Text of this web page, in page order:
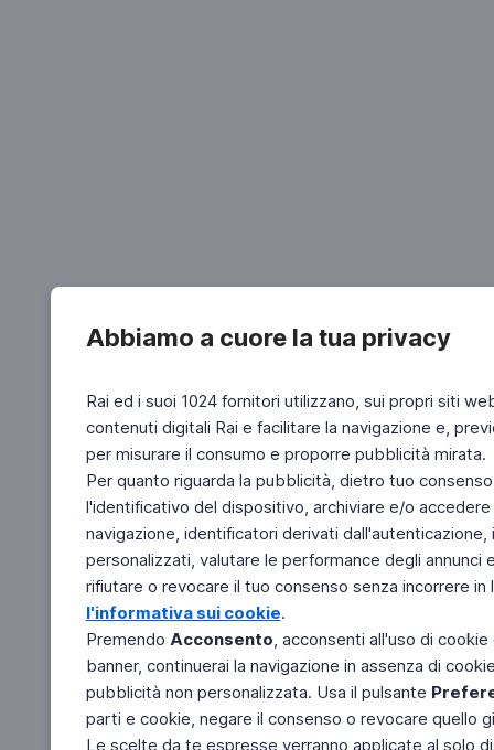
Abbiamo a cuore la tua privacy
Rai ed i suoi 1024 fornitori utilizzano, sui propri siti
contenuti digitali Rai e facilitare la navigazione e,
per misurare il consumo e proporre pubblicità mirata.
Per quanto riguarda la pubblicità, dietro tuo
l'identificativo del dispositivo, archiviare e/o
navigazione, identificatori derivati
personalizzati, valutare le performance degli
rifiutare o revocare il tuo consenso senza incorrere
l'informativa sui cookie.
Premendo Acconsento, acconsenti all'uso di
banner, continuerai la navigazione in assenza di
pubblicità non personalizzata. Usa il pulsante
parti e cookie, negare il consenso o revocare quello
Le scelte da te espresse verranno applicate al solo